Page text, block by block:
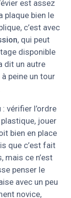
est assez
plaque bien le
c’est avec
, qui peut
disponible
dit un autre
peine un tour
: vérifier l’ordre
jouer
bien en place
que c’est fait
mais ce n’est
penser le
avec un peu
novice,